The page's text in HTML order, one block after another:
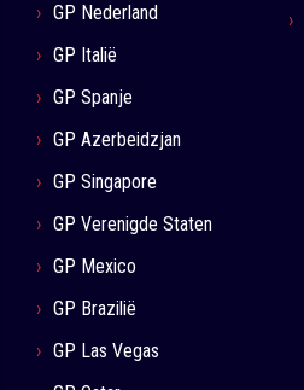
GP Nederland
GP Italië
GP Spanje
GP Azerbeidzjan
GP Singapore
GP Verenigde Staten
GP Mexico
GP Brazilië
GP Las Vegas